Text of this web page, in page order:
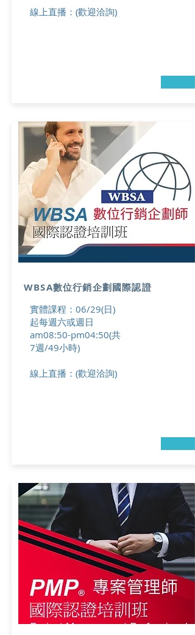
線上直播： (歡迎洽詢)
WBSA數位行銷企劃國際認證
實體課程： 06/29(日)
起每週六或週日
am08:50-pm04:50(共
7週/49小時)
線上直播：(歡迎洽詢)